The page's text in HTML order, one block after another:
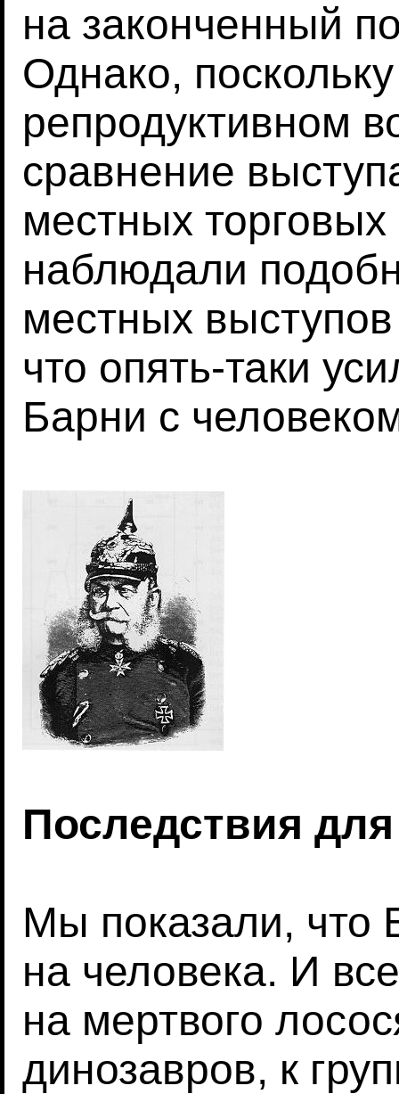
на законченный
Однако,
репродуктивном
сравнение
местных
наблюдали
местных
что опять-таки
Барни с
Последствия
Мы показали, что
на человека. И
на мертвого
динозавров, к